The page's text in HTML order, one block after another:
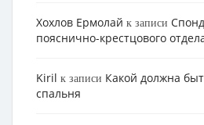
Хохлов Ермолай к записи
пояснично-крестцового
Kiril к записи Какой должна
спальня